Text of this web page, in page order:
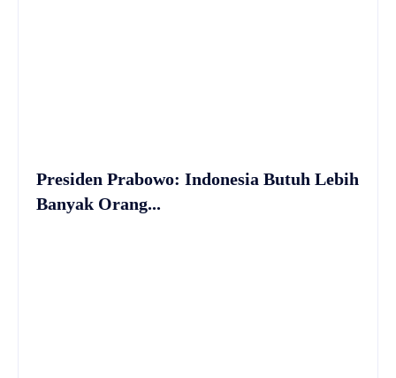
Presiden Prabowo: Indonesia Butuh Lebih
Banyak Orang...